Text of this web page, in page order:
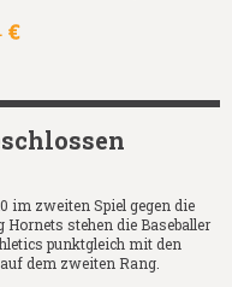
im zweiten Spiel gegen die
Hornets stehen die Baseballer
punktgleich mit den
dem zweiten Rang.